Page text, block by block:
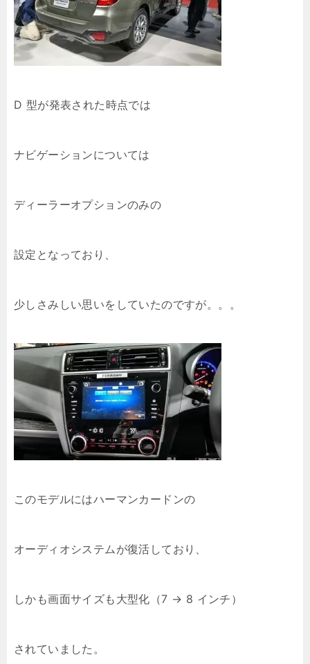
D 型が発表された時点では
ナビゲーションについては
ディーラーオプションのみの
設定となっており、
少しさみしい思いをしていたのですが。。。
このモデルにはハーマンカードンの
オーディオシステムが復活しており、
しかも画面サイズも大型化（7 → 8 インチ）
されていました。